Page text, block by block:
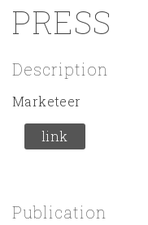
PRESS
Description
Marketeer
link
Publication